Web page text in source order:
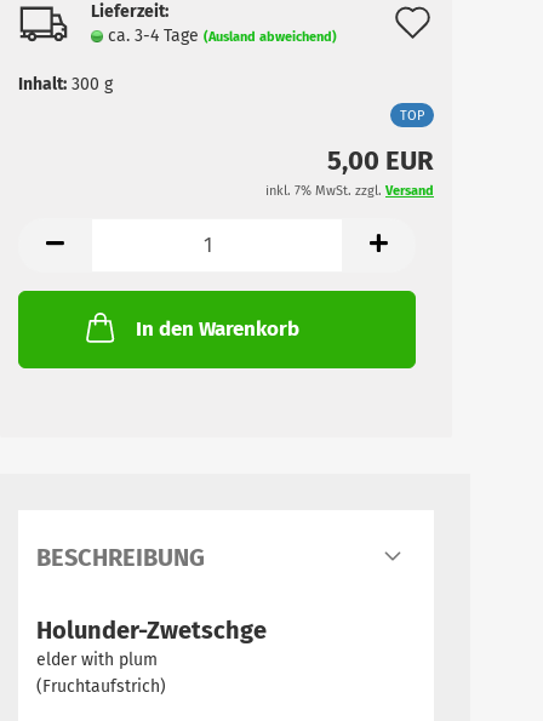
Lieferzeit:
ca. 3-4 Tage (Ausland abweichend)
Inhalt: 300 g
TOP
5,00 EUR
inkl. 7% MwSt. zzgl. Versand
In den Warenkorb
BESCHREIBUNG
Holunder-Zwetschge
elder with plum
(Fruchtaufstrich)